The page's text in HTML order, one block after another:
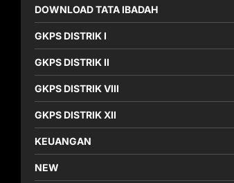
DOWNLOAD TATA IBADAH
GKPS DISTRIK I
GKPS DISTRIK II
GKPS DISTRIK VIII
GKPS DISTRIK XII
KEUANGAN
NEW